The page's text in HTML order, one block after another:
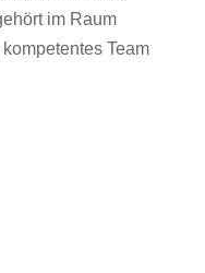
im Raum
Team